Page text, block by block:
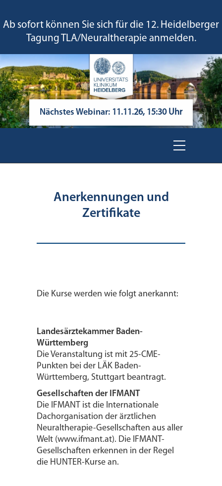
Ab sofort können Sie sich für die 12. Heidelberger
Tagung TLA/Neuraltherapie anmelden.
Nächstes Webinar: 11.11.26, 15:30 Uhr
Anerkennungen und
Zertifikate
Die Kurse werden wie folgt anerkannt:
Landesärztekammer Baden-
Württemberg
Die Veranstaltung ist mit 25-CME-
Punkten bei der LÄK Baden-
Württemberg, Stuttgart beantragt.
Gesellschaften der IFMANT
Die IFMANT ist die Internationale
Dachorganisation der ärztlichen
Neuraltherapie-Gesellschaften aus aller
Welt (www.ifmant.at). Die IFMANT-
Gesellschaften erkennen in der Regel
die HUNTER-Kurse an.